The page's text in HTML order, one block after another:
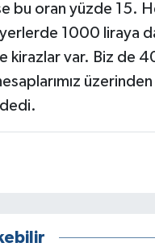
bu oran yüzde 15.
1000 liraya
kirazlar var. Biz de